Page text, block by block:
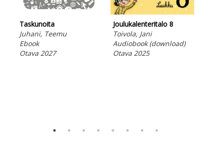
Taskunoita
Juhani, Teemu
Ebook
Otava 2027
Joulukalenteritalo 8
Toivola, Jani
Audiobook (download)
Otava 2025